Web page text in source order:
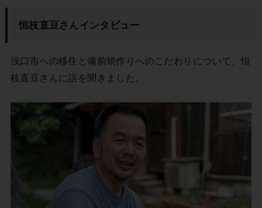
恒枝直豆さんインタビュー
浅口市への移住と備前焼作りへのこだわりについて、恒
枝直豆さんに話を聞きました。